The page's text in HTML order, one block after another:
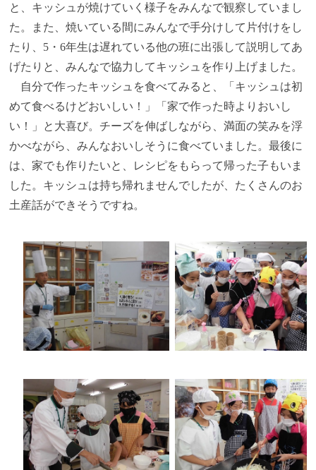
と、キッシュが焼けていく様子をみんなで観察していまし
た。また、焼いている間にみんなで手分けして片付けをし
たり、5・6年生は遅れている他の班に出張して説明してあ
げたりと、みんなで協力してキッシュを作り上げました。
自分で作ったキッシュを食べてみると、「キッシュは初
めて食べるけどおいしい！」「家で作った時よりおいし
い！」と大喜び。チーズを伸ばしながら、満面の笑みを浮
かべながら、みんなおいしそうに食べていました。最後に
は、家でも作りたいと、レシピをもらって帰った子もいま
した。キッシュは持ち帰れませんでしたが、たくさんのお
土産話ができそうですね。